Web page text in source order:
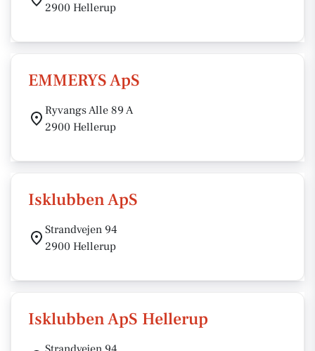
2900 Hellerup
EMMERYS ApS
Ryvangs Alle 89 A
2900 Hellerup
Isklubben ApS
Strandvejen 94
2900 Hellerup
Isklubben ApS Hellerup